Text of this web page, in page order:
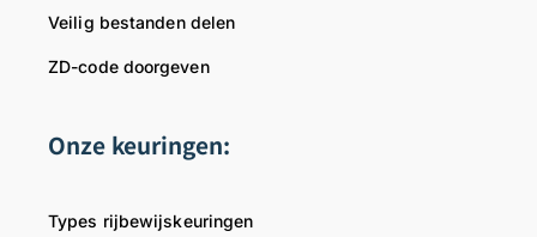
Veilig bestanden delen
ZD-code doorgeven
Onze keuringen:
Types rijbewijskeuringen